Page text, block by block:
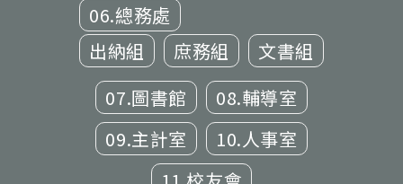
06.總務處
出納組
庶務組
文書組
07.圖書館
08.輔導室
09.主計室
10.人事室